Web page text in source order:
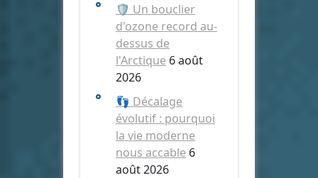
🛡️ Un bouclier
d'ozone record au-
dessus de
l'Arctique 6 août
2026
👣 Décalage
évolutif : pourquoi
la vie moderne
nous accable 6
août 2026